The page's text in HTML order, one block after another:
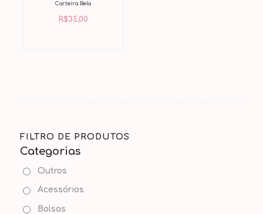
Carteira Bela
R$35,00
FILTRO DE PRODUTOS
Categorias
Outros
Acessórios
Bolsas